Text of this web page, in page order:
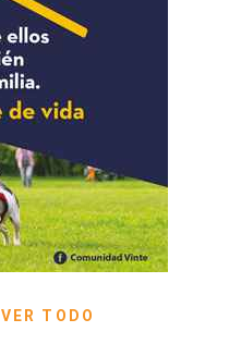
VER TODO